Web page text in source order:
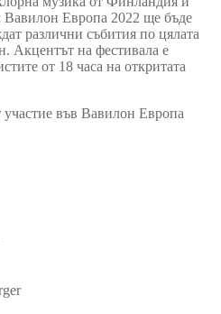
Европа 2022 ще бъде
различни събития по цялата
Акцентът на фестивала е
от 18 часа на откритата
във Вавилон Европа